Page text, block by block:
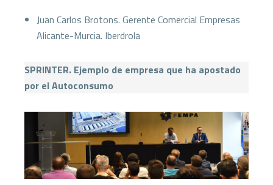
Juan Carlos Brotons. Gerente Comercial Empresas
Alicante-Murcia. Iberdrola
SPRINTER. Ejemplo de empresa que ha apostado
por el Autoconsumo